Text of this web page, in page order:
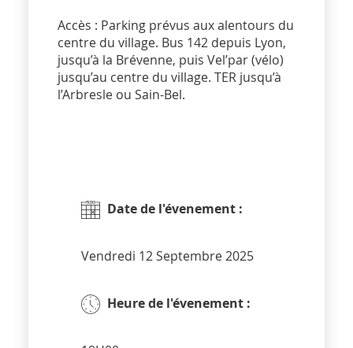
Accès : Parking prévus aux alentours du
centre du village. Bus 142 depuis Lyon,
jusqu’à la Brévenne, puis Vel’par (vélo)
jusqu’au centre du village. TER jusqu’à
l’Arbresle ou Sain-Bel.
Date de l'évenement :
Vendredi 12 Septembre 2025
Heure de l'évenement :